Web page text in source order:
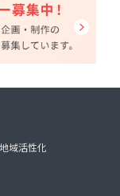
域活性化